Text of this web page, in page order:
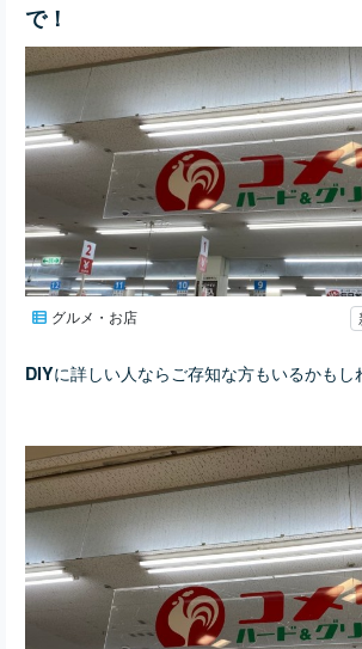
で！
グルメ・お店
DIYに詳しい人ならご存知な方もいるかもし